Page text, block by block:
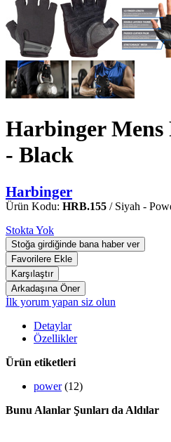
Harbinger Mens
- Black
Harbinger
Ürün Kodu: HRB.155 / Siyah -
Stokta Yok
İlk yorum yapan siz olun
Detaylar
Özellikler
Ürün etiketleri
power (12)
Bunu Alanlar Şunları da Aldılar